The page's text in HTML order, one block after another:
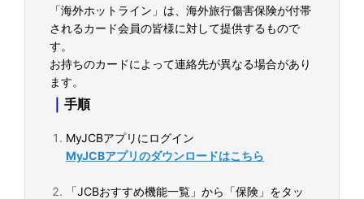
「海外ホットライン」は、海外旅行傷害保険が付帯
されるカード会員の皆様に対して提供するもので
す。
お持ちのカードによって連絡先が異なる場合があり
ます。
手順
MyJCBアプリにログイン
MyJCBアプリのダウンロードはこちら
「JCBおすすめ機能一覧」から「保険」をタッ